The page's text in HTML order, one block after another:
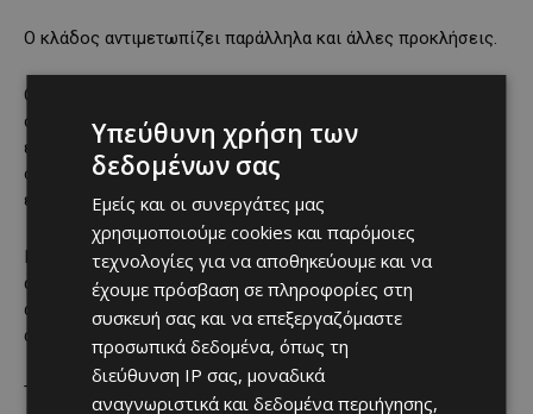
Ο κλάδος αντιμετωπίζει παράλληλα και άλλες προκλήσεις.
Ο Πρόεδρος του Συνδέσμου Ξενοδόχων Λεμεσού
σημείωσε ότι τα ξενοδοχεία της πόλης απευθύνονται σε
επισκέπτες με αυξημένες απαιτήσεις και ως εκ τούτου
οφείλουν να διατηρούν υψηλό επίπεδο υπηρεσιών και
επαρκή στελέχωση.
Ιδιαίτερη αναφορά έκανε και στις διαδικασίες έκδοσης
αδειών εργασίας, ζητώντας ταχύτερη ανταπόκριση από τις
αρμόδιες υπηρεσίες ώστε να διατηρηθεί το αναγκαίο
ανθρώπινο δυναμικό.
Την ίδια ώρα εξέφρασε ανησυχία για το μέλλον των
Υπεύθυνη χρήση των
δεδομένων σας
Εμείς και οι συνεργάτες μας
χρησιμοποιούμε cookies και παρόμοιες
τεχνολογίες για να αποθηκεύουμε και να
έχουμε πρόσβαση σε πληροφορίες στη
συσκευή σας και να επεξεργαζόμαστε
προσωπικά δεδομένα, όπως τη
διεύθυνση IP σας, μοναδικά
αναγνωριστικά και δεδομένα περιήγησης,